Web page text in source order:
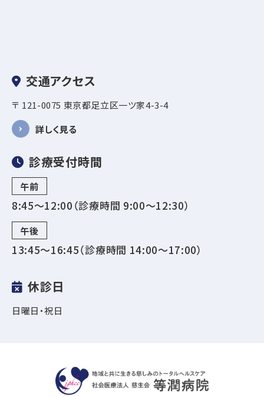
交通アクセス
〒 121-0075 東京都足立区一ツ家4-3-4
詳しく見る
診療受付時間
午前
8:45～12:00（診療時間 9:00〜12:30）
午後
13:45～16:45（診療時間 14:00〜17:00）
休診日
日曜日・祝日